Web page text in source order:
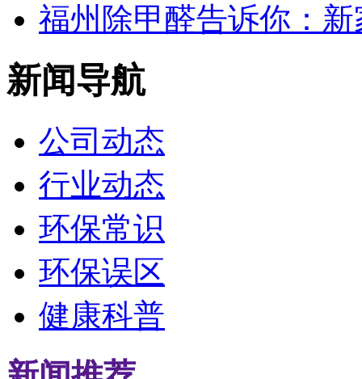
福州除甲醛告诉你：
新闻导航
公司动态
行业动态
环保常识
环保误区
健康科普